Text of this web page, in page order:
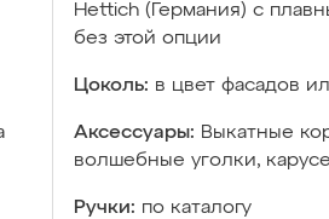
Hettich (Германия) с
без этой опции
Цоколь: в цвет фасадов
Аксессуары: Выкатные
волшебные уголки,
Ручки: по каталогу